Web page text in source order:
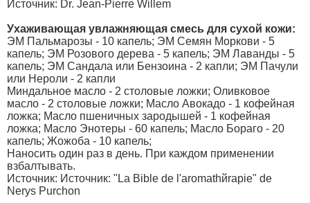
Источник: Dr. Jean-Pierre Willem
Ухаживающая увлажняющая смесь для сухой кожи:
ЭМ Пальмарозы - 10 капель; ЭМ Семян Моркови - 5
капель; ЭМ Розового дерева - 5 капель; ЭМ Лаванды - 5
капель; ЭМ Сандала или Бензоина - 2 капли; ЭМ Пачули
или Нероли - 2 капли
Миндальное масло - 2 столовые ложки; Оливковое
масло - 2 столовые ложки; Масло Авокадо - 1 кофейная
ложка; Масло пшеничных зародышей - 1 кофейная
ложка; Масло Энотеры - 60 капель; Масло Бораго - 20
капель; Жожоба - 10 капель;
Наносить один раз в день. При каждом применении
взбалтывать.
Источник: Источник: "La Bible de l'aromathйrapie" de
Nerys Purchon